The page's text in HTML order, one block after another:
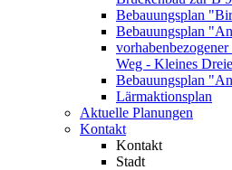
Bebauungsplan
Bebauungsplan
Weg - Kleines
Bebauungsplan
Lärmaktionsplan
Aktuelle Planungen
Kontakt
Kontakt
Stadt